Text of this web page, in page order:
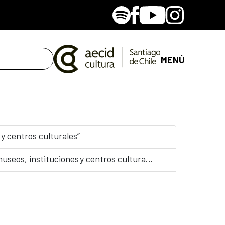
SpotifyFacebook
YoutubeInstagram
MENÚ
centros culturales”
Convocatoria: Jornadas “Accesibilidad, Arte y Salud como punto de encuentro y cultura inclusiva en museos, instituciones y centros culturales”